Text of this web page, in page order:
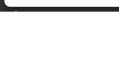
PARA EMPRESAS POZUELO